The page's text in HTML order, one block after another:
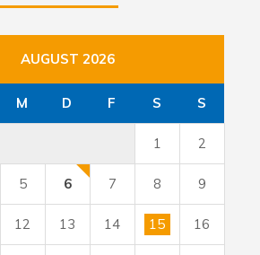
AUGUST 2026
M D F S S
1 2
5 6 7 8 9
12 13 14 15 16